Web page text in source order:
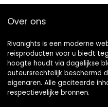
Over ons
Rivanights is een moderne
reisproducten voor u biedt
hoogte houdt via dagelijkse
auteursrechtelijk beschermd
eigenaren. Alle geciteerde
respectievelijke bronnen.